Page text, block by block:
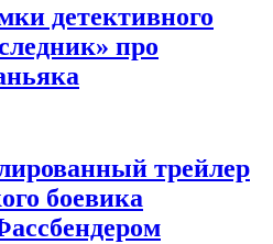
детективного
про
трейлер
боевика